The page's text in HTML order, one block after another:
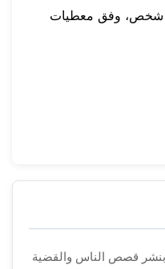
شخص، وفق معطيات
بنشر قصص الناس والقضية